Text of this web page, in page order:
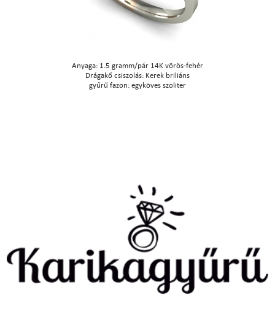
Anyaga: 1.5 gramm/pár 14K vörös-fehér
Drágakő csiszolás: Kerek briliáns
gyűrű fazon: egyköves szoliter